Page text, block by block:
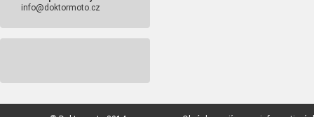
info@doktormoto.cz